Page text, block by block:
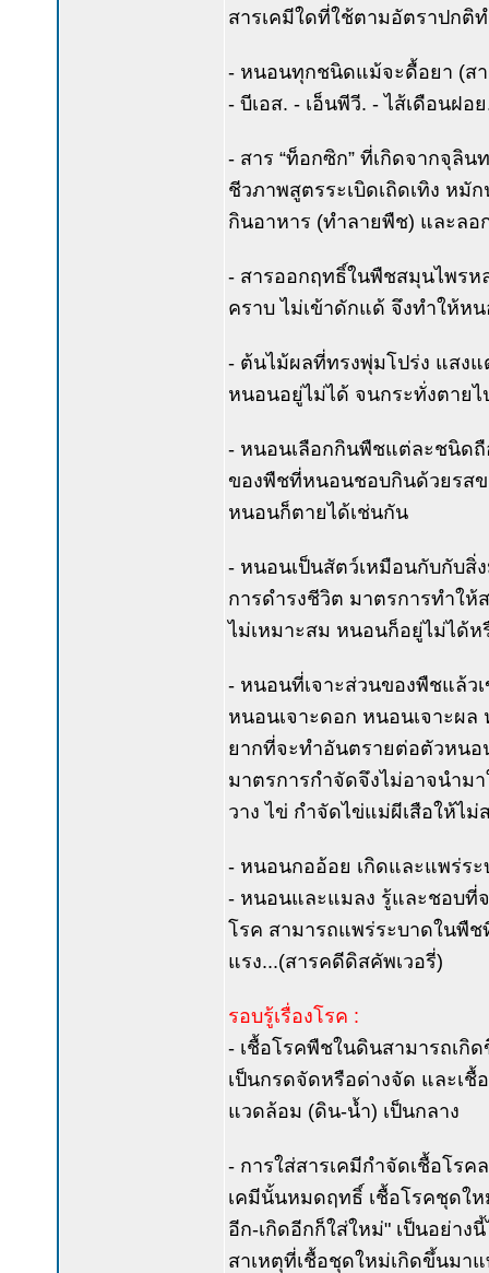
สารเคมีใดที่ใช้ตามอัตราปกติ
- หนอนทุกชนิดแม้จะดื้อยา (สา
- บีเอส. - เอ็นพีวี. - ไส้เดือนฝอ
- สาร “ท็อกซิก” ที่เกิดจากจุลิ
ชีวภาพสูตรระเบิดเถิดเทิง ห
กินอาหาร (ทำลายพืช) และล
- สารออกฤทธิ์ในพืชสมุนไพร
คราบ ไม่เข้าดักแด้ จึงทำให้ห
- ต้นไม้ผลที่ทรงพุ่มโปร่ง แสง
หนอนอยู่ไม่ได้ จนกระทั่งตายไ
- หนอนเลือกกินพืชแต่ละชนิด
ของพืชที่หนอนชอบกินด้วยรส
หนอนก็ตายได้เช่นกัน
- หนอนเป็นสัตว์เหมือนกับกับสิ่
การดำรงชีวิต มาตรการทำใ
ไม่เหมาะสม หนอนก็อยู่ไม่ได้
- หนอนที่เจาะส่วนของพืชแล้ว
หนอนเจาะดอก หนอนเจาะผ
ยากที่จะทำอันตรายต่อตัวหนอ
มาตรการกำจัดจึงไม่อาจนำม
วาง ไข่ กำจัดไข่แม่ผีเสือให้ไ
- หนอนกออ้อย เกิดและแพร่ร
- หนอนและแมลง รู้และชอบที่
โรค สามารถแพร่ระบาดในพื
แรง...(สารคดีดิสคัพเวอรี่)
รอบรู้เรื่องโรค :
- เชื้อโรคพืชในดินสามารถเกิ
เป็นกรดจัดหรือด่างจัด และเชื้
แวดล้อม (ดิน-น้ำ) เป็นกลาง
- การใส่สารเคมีกำจัดเชื้อโร
เคมีนั้นหมดฤทธิ์ เชื้อโรคชุดใ
อีก-เกิดอีกก็ใส่ใหม่" เป็นอย่าง
สาเหตุที่เชื้อชุดใหม่เกิดขึ้นมา